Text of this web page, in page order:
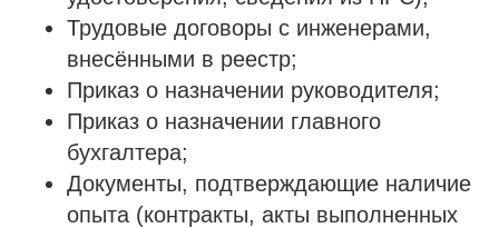
Трудовые договоры с инженерами,
внесёнными в реестр;
Приказ о назначении руководителя;
Приказ о назначении главного
бухгалтера;
Документы, подтверждающие наличие
опыта (контракты, акты выполненных
Напишите нам в мессенджер
Услуги
Строительно-монтажные СРО
Проектные СРО